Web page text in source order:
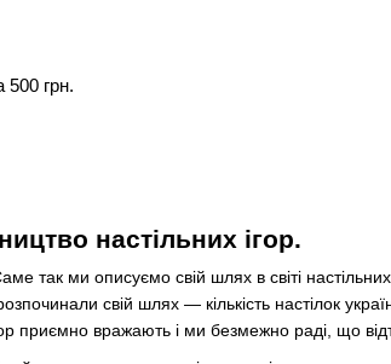
настільних ігор.
так ми описуємо свій шлях в світі
свій шлях — кількість настілок
приємно вражають і ми безмежно раді, що
500 грн.